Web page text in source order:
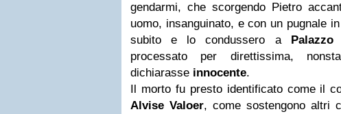
gendarmi, che scorgendo Pietro
uomo, insanguinato, e con un pugnale
subito e lo condussero a Palazzo
processato per direttissima,
dichiarasse innocente.
Il morto fu presto identificato come il
Alvise Valoer, come sostengono altri